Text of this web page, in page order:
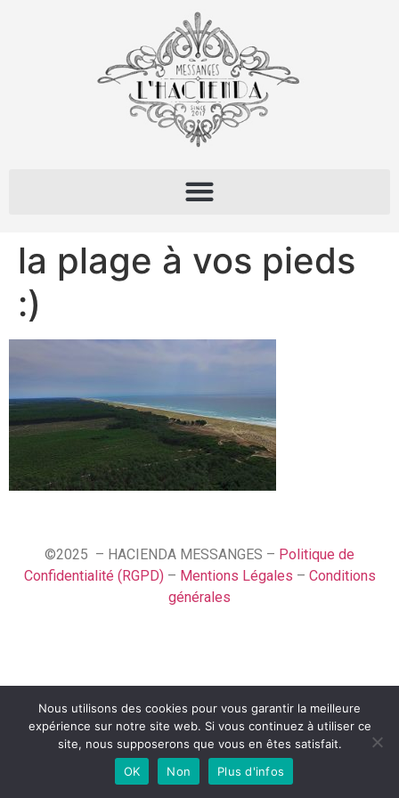
la plage à vos pieds
:)
©2025 – HACIENDA MESSANGES – Politique de
Confidentialité (RGPD)– Mentions Légales – Conditions
générales
English (UK)
Français
Español
Nous utilisons des cookies pour vous garantir la meilleure
expérience sur notre site web. Si vous continuez à utiliser ce
site, nous supposerons que vous en êtes satisfait.
OK
Non Plus d'infos